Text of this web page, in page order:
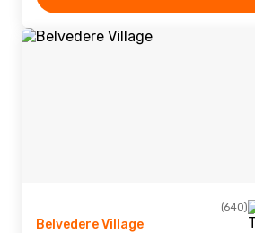
(640)
Belvedere Village